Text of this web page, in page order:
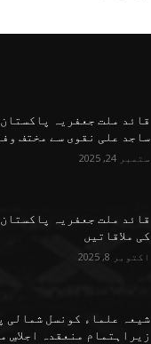
قائد ملت جعفریہ
ساجد علی نقوی سے مختف
ستمبر 24, 2025
قائد ملت جعفریہ
کی ملاقاتیں
اکتوبر 8, 2025
شیعہ علماء کونسل شمالی
زیراہتمام منعقدہ اجلاسِ